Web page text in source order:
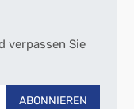
verpassen Sie
ABONNIEREN